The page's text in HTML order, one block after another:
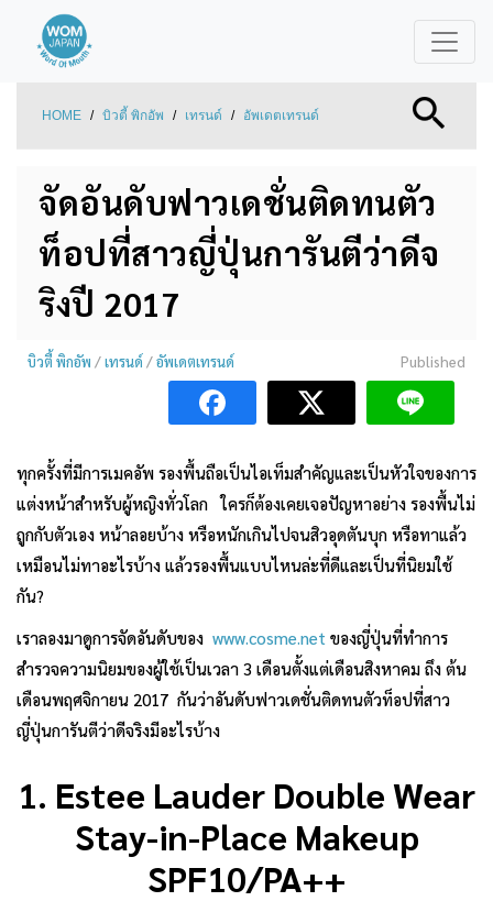
HOME / บิวตี้ พิกอัพ / เทรนด์ / อัพเดตเทรนด์
จัดอันดับฟาวเดชั่นติดทนตัว
ท็อปที่สาวญี่ปุ่นการันตีว่าดีจ
ริงปี 2017
บิวตี้ พิกอัพ /เทรนด์/อัพเดตเทรนด์ Published
ทุกครั้งที่มีการเมคอัพ รองพื้นถือเป็นไอเท็มสำคัญและเป็นหัวใจของการ
แต่งหน้าสำหรับผู้หญิงทั่วโลก ใครก็ต้องเคยเจอปัญหาอย่าง รองพื้นไม่
ถูกกับตัวเอง หน้าลอยบ้าง หรือหนักเกินไปจนสิวอุดตันบุก หรือทาแล้ว
เหมือนไม่ทาอะไรบ้าง แล้วรองพื้นแบบไหนล่ะที่ดีและเป็นที่นิยมใช้
กัน?
เราลองมาดูการจัดอันดับของ www.cosme.net ของญี่ปุ่นที่ทำการ
สำรวจความนิยมของผู้ใช้เป็นเวลา 3 เดือนตั้งแต่เดือนสิงหาคม ถึง ต้น
เดือนพฤศจิกายน 2017 กันว่าอันดับฟาวเดชั่นติดทนตัวท็อปที่สาว
ญี่ปุ่นการันตีว่าดีจริงมีอะไรบ้าง
1. Estee Lauder Double Wear
Stay-in-Place Makeup
SPF10/PA++